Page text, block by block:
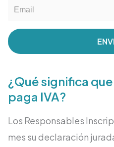
¿Qué significa
paga IVA?
Los Responsables
mes su declaración